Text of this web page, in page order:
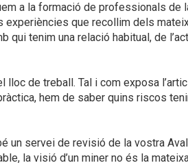
a la formació de professionals de
experiències que recollim dels
tenim una relació habitual, de
lloc de treball. Tal i com exposa
hem de saber quins riscos
un servei de revisió de la vostra
la visió d’un miner no és la